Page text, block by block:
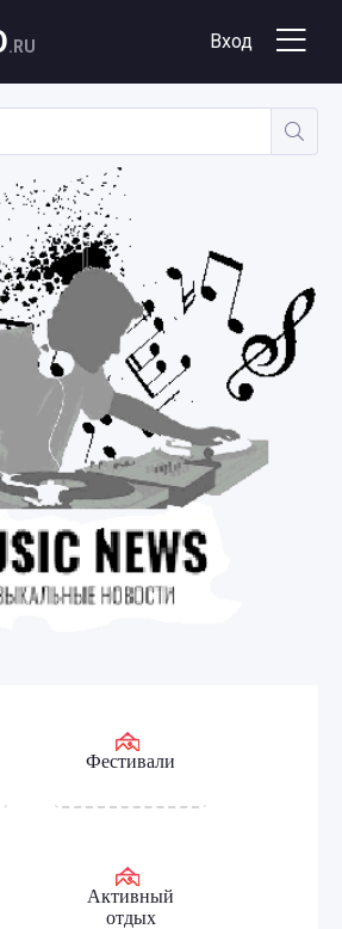
.RU Вход
Фестивали
Активный
отдых